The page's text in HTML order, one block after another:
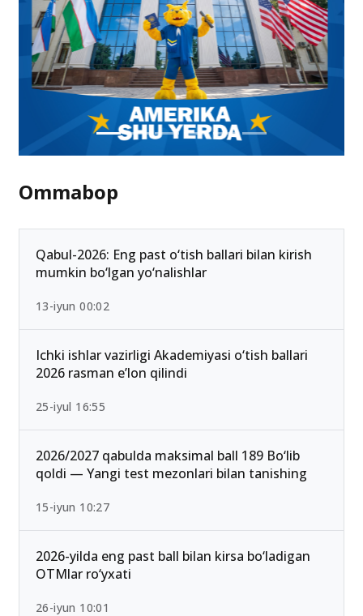
Ommabop
Qabul-2026: Eng past o‘tish ballari bilan kirish
mumkin bo‘lgan yo‘nalishlar
13-iyun 00:02
Ichki ishlar vazirligi Akademiyasi o‘tish ballari
2026 rasman e’lon qilindi
25-iyul 16:55
2026/2027 qabulda maksimal ball 189 Bo‘lib
qoldi — Yangi test mezonlari bilan tanishing
15-iyun 10:27
2026-yilda eng past ball bilan kirsa bo‘ladigan
OTMlar ro‘yxati
26-iyun 10:01